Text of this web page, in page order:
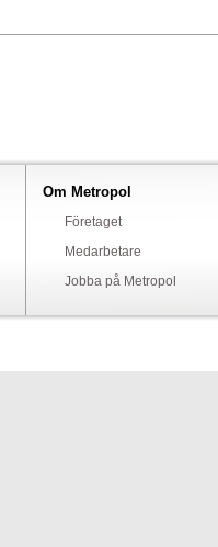
Om Metropol
Företaget
Medarbetare
Jobba på Metropol